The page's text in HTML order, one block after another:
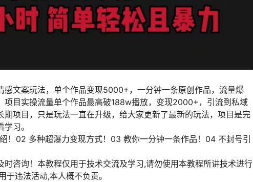
感文案玩法，单个作品变现5000+，一分钟一条原创作品，流量爆
项目实操流量单个作品最高破188w播放，变现2000+，引流到私域
期项目，只是玩法一直在升级，给大家更新了最新的玩法，项目是完
习。
！02 多种超瀑力变现方式！03 教你一分钟一条作品！04 不封号引
咨询！本教程仅用于技术交流及学习,请勿使用本教程所讲技术进行
违法活动,本人概不负责。